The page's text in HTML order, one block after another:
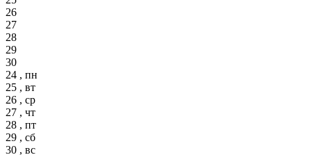
26
27
28
29
30
24 , пн
25 , вт
26 , ср
27 , чт
28 , пт
29 , сб
30 , вс